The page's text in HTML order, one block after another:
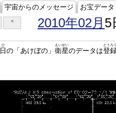
宇宙からのメッセージ お宝データ
< 2010年02月 5
日
ひ
の「あけぼの」 衛星
えいせい
のデータは登
とうろく